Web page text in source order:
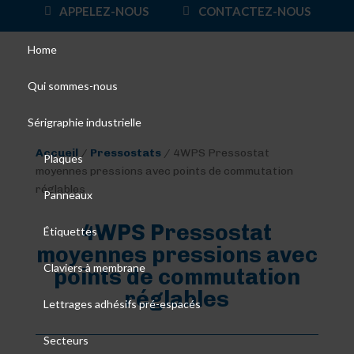
APPELEZ-NOUS CONTACTEZ-NOUS
Accueil / Pressostats/ 4WPS Pressostat
moyennes pressions avec points de commutation
réglables
4WPS Pressostat
moyennes pressions avec
points de commutation
réglables
Home
Qui sommes-nous
Sérigraphie industrielle
Plaques
Panneaux
Étiquettes
Claviers à membrane
Lettrages adhésifs pré-espacés
Secteurs